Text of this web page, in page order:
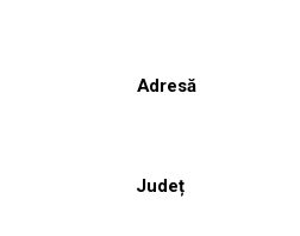
Adresă
Județ